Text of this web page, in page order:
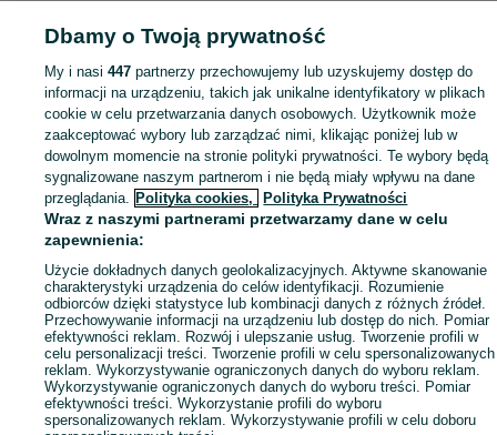
Mapa kategorii
Mapa miejscowości
Mapa ministron
Popularne wyszukiwania
Dbamy o Twoją prywatność
My i nasi447 partnerzy przechowujemy lub uzyskujemy dostęp do
informacji na urządzeniu, takich jak unikalne identyfikatory w plikach
cookie w celu przetwarzania danych osobowych. Użytkownik może
zaakceptować wybory lub zarządzać nimi, klikając poniżej lub w
dowolnym momencie na stronie polityki prywatności. Te wybory będą
sygnalizowane naszym partnerom i nie będą miały wpływu na dane
przeglądania. Polityka cookies, Polityka Prywatności
Wraz z naszymi partnerami przetwarzamy dane w celu
zapewnienia:
Użycie dokładnych danych geolokalizacyjnych. Aktywne skanowanie
charakterystyki urządzenia do celów identyfikacji. Rozumienie
odbiorców dzięki statystyce lub kombinacji danych z różnych źródeł.
Przechowywanie informacji na urządzeniu lub dostęp do nich. Pomiar
efektywności reklam. Rozwój i ulepszanie usług. Tworzenie profili w
celu personalizacji treści. Tworzenie profili w celu spersonalizowanych
reklam. Wykorzystywanie ograniczonych danych do wyboru reklam.
Wykorzystywanie ograniczonych danych do wyboru treści. Pomiar
efektywności treści. Wykorzystanie profili do wyboru
spersonalizowanych reklam. Wykorzystywanie profili w celu doboru